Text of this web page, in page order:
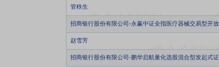
管秩生
招商银行股份有限公司-永赢中证全指医疗器械交易型开
赵雪芳
招商银行股份有限公司-鹏华启航量化选股混合型发起式